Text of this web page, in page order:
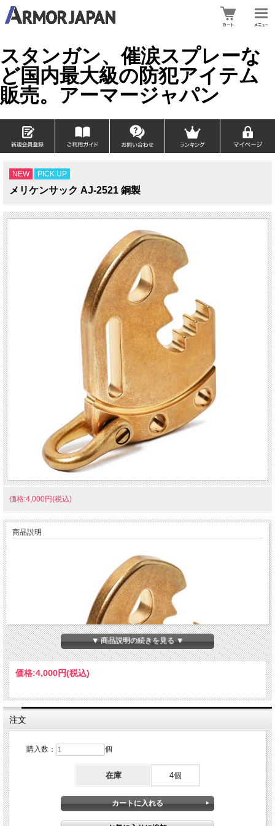
スタンガン、催涙スプレーな
ど国内最大級の防犯アイテム
販売。アーマージャパン
NEW PICK UP
メリケンサック AJ-2521 銅製
価格:4,000円(税込)
商品説明
▼ 商品説明の続きを見る ▼
価格:4,000円(税込)
注文
購入数： 個
在庫 4個